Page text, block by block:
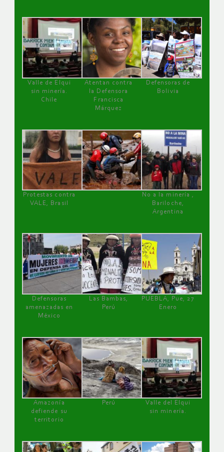
Valle de Elqui
sin minería.
Chile
Atentan contra
la Defensora
Francisca
Márquez
Defensoras de
Bolivia
Protestas contra
VALE, Brasil
No a la minería ,
Bariloche,
Argentina
Defensoras
amenazadas en
México
Las Bambas,
Perú
PUEBLA, Pue, 27
Enero
Amazonía
defiende su
territorio
Perú
Valle del Elqui
sin minería.